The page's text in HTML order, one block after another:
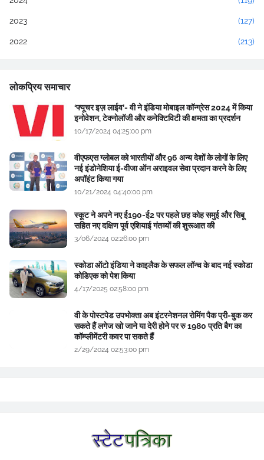
2023 (127)
2022 (213)
लोकप्रिय समाचार
‘फ्यूचर इज़ लाईव’- वी ने इंडिया मोबाइल कॉन्ग्रेस 2024 में किया
इनोवेशन, टेक्नोलॉजी और कनेक्टिविटी की क्षमता का प्रदर्शन
10/17/2024 04:25:00 pm
वीएफएस ग्लोबल को भारतीयों और 96 अन्य देशों के लोगों के लिए
नई इंडोनेशिया ई-वीजा ऑन अराइवल सेवा प्रदान करने के लिए
अपॉइंट किया गया
10/21/2024 04:40:00 pm
स्कूट ने अपने नए ई190-ई2 पर पहले छह कोह समुई और सिबू
सहित नए दक्षिण पूर्व एशियाई गंतव्यों की शुरूआत की
3/06/2024 02:26:00 pm
स्कोडा ऑटो इंडिया ने काइलैक के सफल लॉन्च के बाद नई स्कोडा
कोडिएक को पेश किया
4/17/2025 02:58:00 pm
वी के पोस्टपेड उपभोक्ता अब इंटरनेशनल रोमिंग पैक प्री-बुक कर
सकते हैं लगेज खो जाने या देरी होने पर रु 1980 प्रति बैग का
कॉम्प्लीमेंटरी कवर पा सकते हैं
2/29/2024 02:53:00 pm